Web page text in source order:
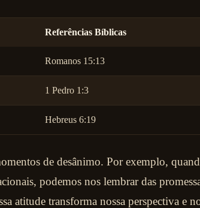
Referências Bíblicas
Romanos 15:13
1 Pedro 1:3
Hebreus 6:19
de desânimo. Por exemplo,
podemos nos lembrar das
atitude transforma nossa perspectiva e